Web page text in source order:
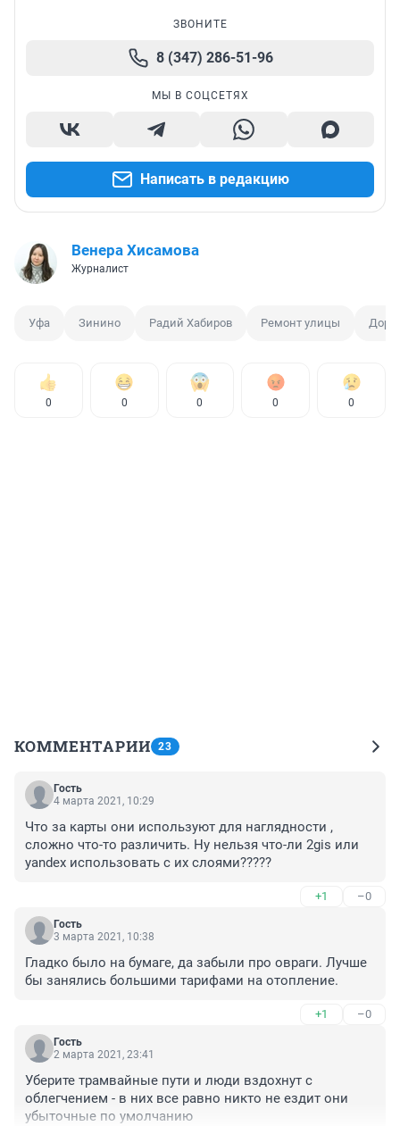
ЗВОНИТЕ
8 (347) 286-51-96
МЫ В СОЦСЕТЯХ
Написать в редакцию
Венера Хисамова
Журналист
Уфа Зинино Радий Хабиров Ремонт улицы
0 0 0 0 0
КОММЕНТАРИИ 23
Гость
4 марта 2021, 10:29
Что за карты они используют для наглядности ,
сложно что-то различить. Ну нельзя что-ли 2gis или
yandex использовать с их слоями?????
+1 –0
Гость
3 марта 2021, 10:38
Гладко было на бумаге, да забыли про овраги. Лучше
бы занялись большими тарифами на отопление.
+1 –0
Гость
2 марта 2021, 23:41
Уберите трамвайные пути и люди вздохнут с
облегчением - в них все равно никто не ездит они
убыточные по умолчанию